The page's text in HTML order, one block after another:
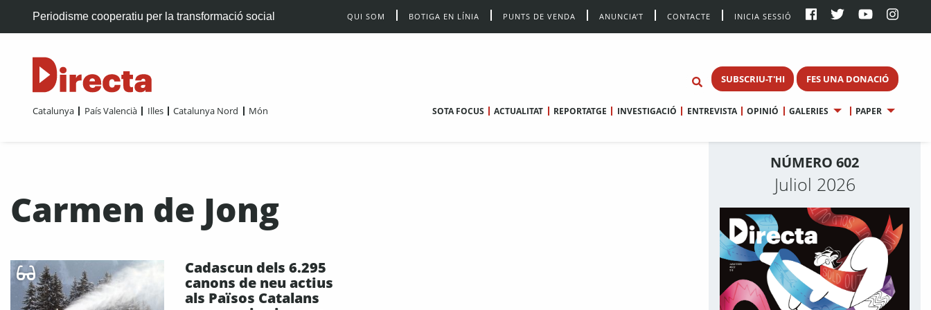
Periodisme cooperatiu per la transformació social QUI SOM BOTIGA EN LÍNIA PUNTS DE VENDA ANUNCIA’T CONTACTE INICIA SESSIÓ
SUBSCRIU-T'HI FES UNA DONACIÓ
Catalunya País Valencià Illes Catalunya Nord Món SOTA FOCUS ACTUALITAT REPORTATGE INVESTIGACIÓ ENTREVISTA OPINIÓ GALERIES PAPER
Carmen de Jong
Cadascun dels 6.295
canons de neu actius
als Països Catalans
NÚMERO 602
Juliol 2026